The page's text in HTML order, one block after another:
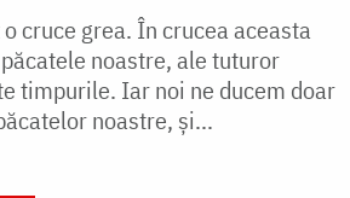
cruce grea. În crucea aceasta
noastre, ale tuturor
timpurile. Iar noi ne ducem doar
noastre, și...